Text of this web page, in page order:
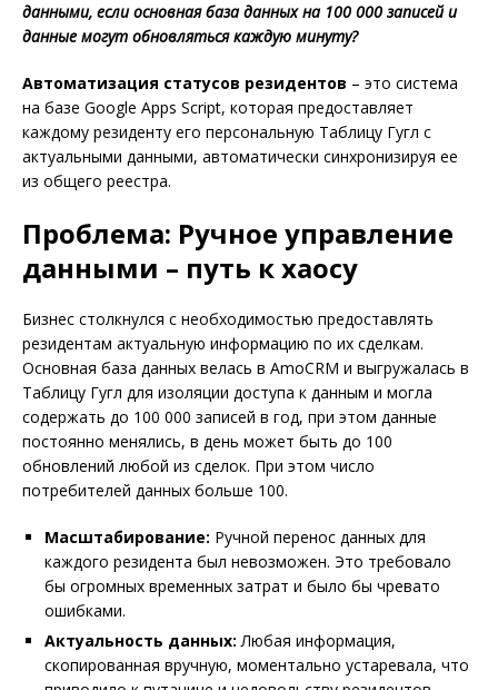
данными, если основная база данных на 100 000 записей и
данные могут обновляться каждую минуту?
Автоматизация статусов резидентов – это система
на базе Google Apps Script, которая предоставляет
каждому резиденту его персональную Таблицу Гугл с
актуальными данными, автоматически синхронизируя ее
из общего реестра.
Проблема: Ручное управление
данными – путь к хаосу
Бизнес столкнулся с необходимостью предоставлять
резидентам актуальную информацию по их сделкам.
Основная база данных велась в AmoCRM и выгружалась в
Таблицу Гугл для изоляции доступа к данным и могла
содержать до 100 000 записей в год, при этом данные
постоянно менялись, в день может быть до 100
обновлений любой из сделок. При этом число
потребителей данных больше 100.
Масштабирование: Ручной перенос данных для
каждого резидента был невозможен. Это требовало
бы огромных временных затрат и было бы чревато
ошибками.
Актуальность данных: Любая информация,
скопированная вручную, моментально устаревала, что